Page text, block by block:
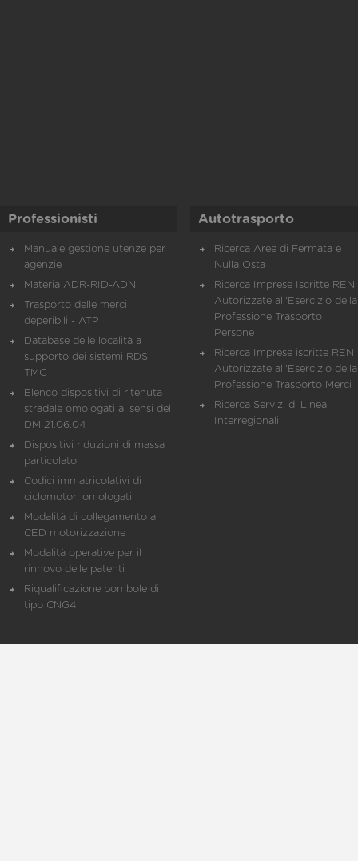
Professionisti
Manuale gestione utenze per
agenzie
Materia ADR-RID-ADN
Trasporto delle merci
deperibili - ATP
Database delle località a
supporto dei sistemi RDS
TMC
Elenco dispositivi di ritenuta
stradale omologati ai sensi del
DM 21.06.04
Dispositivi riduzioni di massa
particolato
Codici immatricolativi di
ciclomotori omologati
Modalità di collegamento al
CED motorizzazione
Modalità operative per il
rinnovo delle patenti
Riqualificazione bombole di
tipo CNG4
Autotrasporto
Ricerca Aree di Fermata e
Nulla Osta
Ricerca Imprese Iscritte REN
Autorizzate all'Esercizio della
Professione Trasporto
Persone
Ricerca Imprese iscritte REN
Autorizzate all'Esercizio della
Professione Trasporto Merci
Ricerca Servizi di Linea
Interregionali